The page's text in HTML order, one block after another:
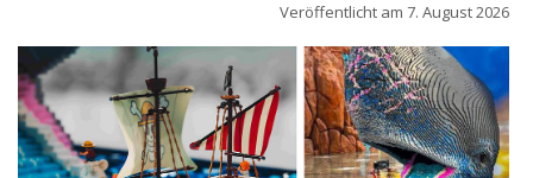
Veröffentlicht am 7. August 2026